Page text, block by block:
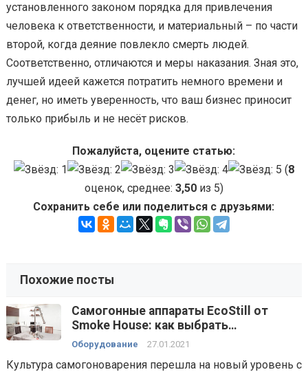
установленного законом порядка для привлечения
человека к ответственности, и материальный – по части
второй, когда деяние повлекло смерть людей.
Соответственно, отличаются и меры наказания. Зная это,
лучшей идеей кажется потратить немного времени и
денег, но иметь уверенность, что ваш бизнес приносит
только прибыль и не несёт рисков.
Пожалуйста, оцените статью:
(8
оценок, среднее: 3,50из 5)
Сохранить себе или поделиться с друзьями:
Похожие посты
Самогонные аппараты EcoStill от
Smoke Housе: как выбрать
дистиллятор для домашнего
Оборудование 27.01.2021
Культура самогоноварения перешла на новый уровень с